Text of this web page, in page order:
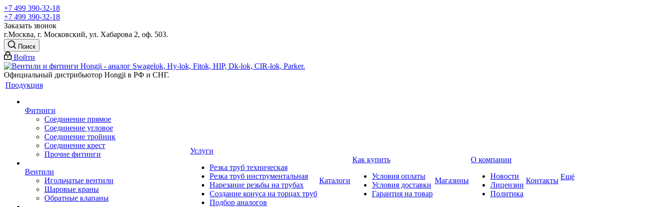
+7 499 390-32-18
+7 499 390-32-18
Заказать звонок
г.Москва, г. Московский, ул. Хабарова 2, оф. 503.
Поиск
Войти
Официальный дистрибьютор Hongji в РФ и СНГ.
Продукция
Фитинги
Соединение прямое
Соединение угловое
Соединение тройник
Соединение крест
Прочие фитинги
Вентили
Игольчатые вентили
Шаровые краны
Обратные клапаны
Услуги
Резка труб техническая
Резка труб инструментальная
Нарезание резьбы на трубах
Создание конуса на торцах труб
Подбор аналогов
Каталоги
Как купить
Условия оплаты
Условия доставки
Гарантия на товар
Магазины
О компании
Новости
Лицензии
Политика
Контакты Ещё